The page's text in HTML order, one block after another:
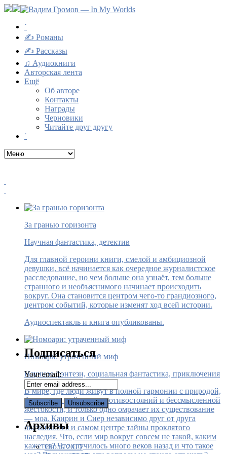
˙
✍ Романы
✍ Рассказы
♫ Аудиокниги
Авторская лента
Ещё
Об авторе
Контакты
Награды
Черновики
Читайте друг другу
˙
За гранью горизонта
Научная фантастика, детектив
Для главной героини книги, смелой и амбициозной
девушки, всё начинается как очередное журналистское
расследование, но чем больше она узнаёт, тем больше
странного и необъяснимого начинает происходить
вокруг. Она становится центром чего-то грандиозного,
центром событий, которые изменят ход всей истории.
Аудиоспектакль и книга опубликованы.
Номоари: утраченный миф
Научное фэнтези, социальная фантастика, приключения
В мире, где люди живут в полной гармонии с природой,
больше нет войн, нет противостояний и бессмысленной
жестокости, и только одно омрачает их существование
— моа. Каирин и Сиер независимо друг от друга
оказываются и самом центре тайны проклятого
наследия. Что, если мир вокруг совсем не такой, каким
кажется? Что случилось много веков назад и что такое
Подписаться
Your email:
Архивы
Июль 2017